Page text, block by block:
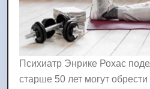
Психиатр Энрике Рохас
старше 50 лет могут